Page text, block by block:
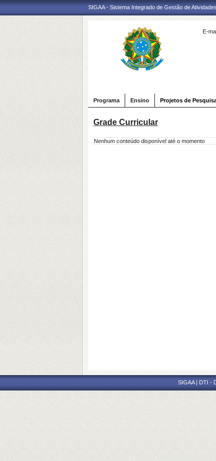
SIGAA - Sistema Integrado de Gestão de
E-
Programa Ensino Projetos de
Grade Curricular
Nenhum conteúdo disponível até o momento
SIGAA | DTI -